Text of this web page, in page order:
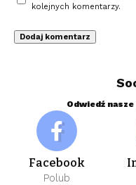
kolejnych komentarzy.
Odwiedź
Facebook
Polub